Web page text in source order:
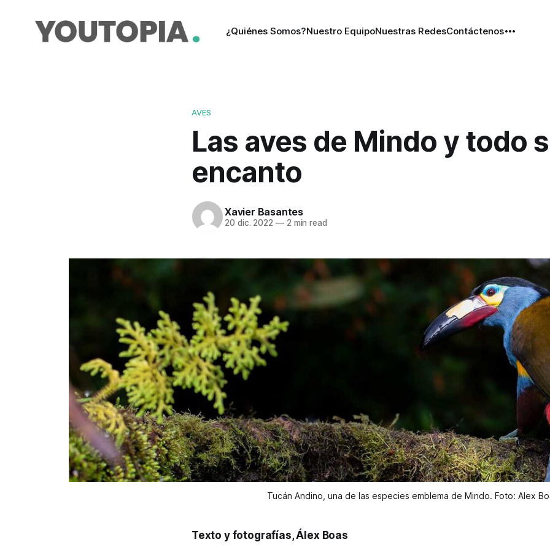
¿Quiénes Somos?Nuestro EquipoNuestras RedesContáctenos
AVES
Las aves de Mindo y todo
encanto
Xavier Basantes
20 dic. 2022 —2 min read
Tucán Andino, una de las especies emblema de Mindo. Foto: Alex
Texto y fotografías, Álex Boas